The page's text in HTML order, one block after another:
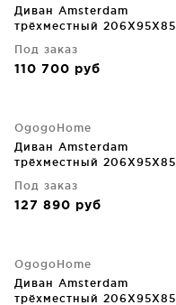
Диван Amsterdam
трёхместный 206X95X85
Под заказ
110 700 руб
OgogoHome
Диван Amsterdam
трёхместный 206X95X85
Под заказ
127 890 руб
OgogoHome
Диван Amsterdam
трёхместный 206X95X85